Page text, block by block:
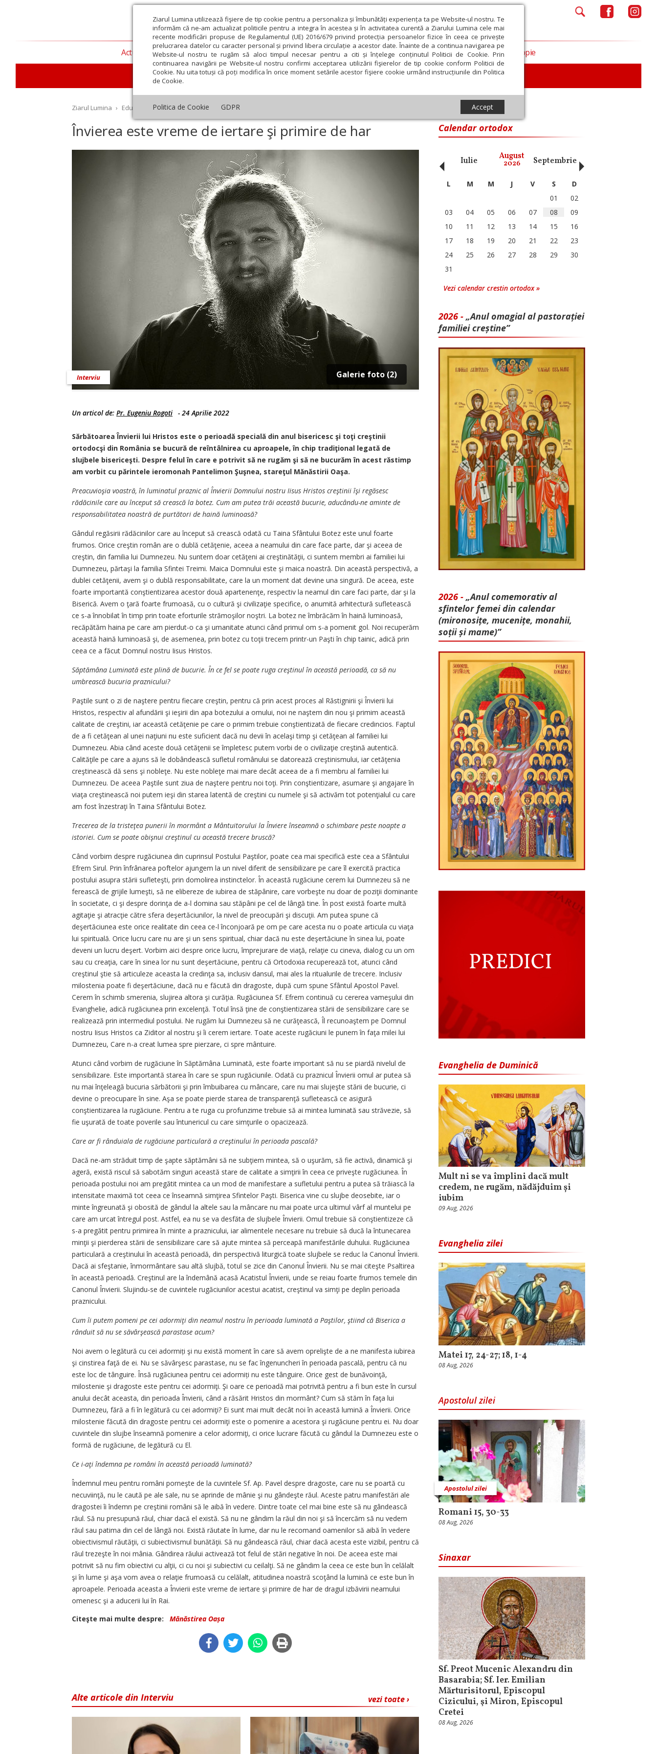
Ziarul Lumina utilizează fişiere de tip cookie pentru a personaliza și îmbunătăți experiența ta pe Website-ul nostru. Te
informăm că ne-am actualizat politicile pentru a integra în acestea și în activitatea curentă a Ziarului Lumina cele mai
recente modificări propuse de Regulamentul (UE) 2016/679 privind protecția persoanelor fizice în ceea ce privește
prelucrarea datelor cu caracter personal și privind libera circulație a acestor date. Înainte de a continua navigarea pe
Website-ul nostru te rugăm să aloci timpul necesar pentru a citi și înțelege conținutul Politicii de Cookie. Prin
continuarea navigării pe Website-ul nostru confirmi acceptarea utilizării fişierelor de tip cookie conform Politicii de
Cookie. Nu uita totuși că poți modifica în orice moment setările acestor fişiere cookie urmând instrucțiunile din Politica
de Cookie.
Politica de Cookie GDPR Accept
Actualitate religioasă Teologie și spiritualitate Educaţie și Cultură
Educaţie Lumina literară şi artistică Cultură Interviu
Societate Opinii Filantropie
Ziarul Lumina › Educaţie și Cultură › Interviu Învierea este vreme de iertare şi primire de har
Învierea este vreme de iertare şi primire de har
Galerie foto (2)
Interviu
Un articol de: Pr. Eugeniu Rogoti - 24 Aprilie 2022
Sărbătoarea Învierii lui Hristos este o perioadă specială din anul bise­ricesc şi toţi creştinii
ortodocşi din România se bucură de reîntâl­nirea cu aproapele, în chip tradiţional legată de
slujbele bisericeşti. Despre felul în care e potrivit să ne rugăm şi să ne bucurăm în acest răstimp
am vorbit cu părintele ieromonah Pantelimon Şuşnea, stareţul Mănăstirii Oaşa.
Preacuvioşia voastră, în luminatul praznic al Învierii Domnului nostru Iisus Hristos creştinii îşi regăsesc
rădăcinile care au început să crească la botez. Cum am putea trăi această bucurie, aducându-ne aminte de
responsabilitatea noastră de purtători de haină luminoasă?
Gândul regăsirii rădăcinilor care au început să crească odată cu Taina Sfântului Botez este unul foarte
frumos. Orice creştin român are o dublă cetăţenie, aceea a neamului din care face parte, dar şi aceea de
creştin, din familia lui Dumnezeu. Nu suntem doar cetăţeni ai creştinătăţii, ci suntem membri ai familiei lui
Dumnezeu, părtaşi la familia Sfintei Treimi. Maica Domnului este şi maica noastră. Din această perspectivă, a
dublei cetăţenii, avem şi o dublă responsabilitate, care la un moment dat devine una singură. De aceea, este
foarte importantă conştientizarea acestor două apartenenţe, respectiv la neamul din care faci parte, dar şi la
Biserică. Avem o ţară foarte frumoasă, cu o cultură şi civilizaţie specifice, o anumită arhitectură sufletească
ce s-a înnobilat în timp prin toate eforturile strămoşilor noştri. La botez ne îmbrăcăm în haină luminoasă,
recăpătăm haina pe care am pierdut-o ca şi umanitate atunci când primul om s-a pomenit gol. Noi recuperăm
această haină luminoasă şi, de asemenea, prin botez cu toţii trecem printr-un Paşti în chip tainic, adică prin
ceea ce a făcut Domnul nostru Iisus Hristos.
Săptămâna Luminată este plină de bucurie. În ce fel se poate ruga creştinul în această perioadă, ca să nu
umbrească bucuria praznicului?
Paştile sunt o zi de naştere pentru fiecare creştin, pentru că prin acest proces al Răstignirii şi Învierii lui
Hristos, respectiv al afundării şi ieşirii din apa botezului a omului, noi ne naştem din nou şi primim această
calitate de creştini, iar această cetăţenie pe care o primim trebuie conştientizată de fiecare credincios. Faptul
de a fi cetăţean al unei naţiuni nu este suficient dacă nu devii în acelaşi timp şi cetăţean al familiei lui
Dumnezeu. Abia când aceste două cetăţenii se împletesc putem vorbi de o civilizaţie creştină autentică.
Calităţile pe care a ajuns să le dobândească sufletul românului se datorează creştinismului, iar cetăţenia
creştinească dă sens şi nobleţe. Nu este nobleţe mai mare decât aceea de a fi membru al familiei lui
Dumnezeu. De aceea Paştile sunt ziua de naştere pentru noi toţi. Prin conştientizare, asumare şi angajare în
viaţa creştinească noi putem ieşi din starea latentă de creştini cu numele şi să activăm tot potenţialul cu care
am fost înzestraţi în ­Taina Sfântului Botez.
Trecerea de la tristeţea punerii în mormânt a Mântuitorului la Înviere înseamnă o schimbare peste noapte a
istoriei. Cum se poate obişnui creştinul cu această trecere bruscă?
Când vorbim despre rugăciunea din cuprinsul Postului Paştilor, poate cea mai specifică este cea a Sfântului
Efrem Sirul. Prin înfrânarea poftelor ajungem la un nivel diferit de sensibilizare pe care îl exercită practica
postului asupra stării sufleteşti, prin domolirea instinctelor. În această rugăciune cerem lui Dumnezeu să ne
ferească de grijile lumeşti, să ne elibereze de iubirea de stăpânire, care vorbeşte nu doar de poziţii dominante
în societate, ci şi despre dorinţa de a-l domina sau stăpâni pe cel de lângă tine. În post există foarte multă
agitaţie şi atracţie către sfera deşertăciunilor, la nivel de preocupări şi discuţii. Am putea spune că
deşertăciunea este orice realitate din ceea ce-l înconjoară pe om pe care acesta nu o poate articula cu viaţa
lui spirituală. Orice lucru care nu are şi un sens spiritual, chiar dacă nu este deşertăciune în sinea lui, poate
deveni un lucru deşert. Vorbim aici despre orice lucru, împrejurare de viaţă, relaţie cu cineva, dialog cu un om
sau cu creaţia, care în sinea lor nu sunt deşertăciune, pentru că Ortodoxia recuperează tot, atunci când
creştinul ştie să articuleze aceasta la credinţa sa, inclusiv dansul, mai ales la ritualurile de trecere. Inclusiv
milostenia poate fi deşertăciune, dacă nu e făcută din dragoste, după cum spune Sfântul Apostol Pavel.
Cerem în schimb smerenia, slujirea altora şi curăţia. Rugăciunea Sf. Efrem continuă cu cererea vameşului din
Evanghelie, adică rugăciunea prin excelenţă. Totul însă ţine de conştientizarea stării de sensibilizare care se
realizează prin intermediul postului. Ne rugăm lui Dumnezeu să ne curăţească, Îl recunoaştem pe Domnul
nostru Iisus Hristos ca Ziditor al nostru şi îi cerem iertare. Toate aceste rugăciuni le punem în faţa milei lui
Dumnezeu, Care n-a creat lumea spre pierzare, ci spre mântuire.
Atunci când vorbim de rugăciune în Săptămâna Luminată, este foarte important să nu se piardă nivelul de
sensibilizare. Este importantă starea în care se spun rugăciunile. Odată cu praznicul Învierii omul ar putea să
nu mai înţeleagă bucuria sărbătorii şi prin îmbuibarea cu mâncare, care nu mai slujeşte stării de bucurie, ci
devine o preocupare în sine. Aşa se poate pierde starea de transparenţă sufletească ce asigură
conştientizarea la rugăciune. Pentru a te ruga cu profunzime trebuie să ai mintea luminată sau străvezie, să
fie uşurată de toate poverile sau întunericul cu care simţurile o opacizează.
Care ar fi rânduiala de ­rugăciune particulară a creştinului în perioada pascală?
Dacă ne-am străduit timp de şapte săptămâni să ne subţiem mintea, să o uşurăm, să fie activă, dinamică şi
ageră, există riscul să sabotăm singuri această stare de calitate a simţirii în ceea ce priveşte rugăciunea. În
perioada postului noi am pregătit mintea ca un mod de manifestare a sufletului pentru a putea să trăiască la
intensitate maximă tot ceea ce înseamnă simţirea Sfintelor Paşti. Biserica vine cu slujbe deosebite, iar o
minte îngreunată şi obosită de gândul la altele sau la mâncare nu mai poate urca ultimul vârf al muntelui pe
care am urcat întregul post. Astfel, ea nu se va desfăta de slujbele Învierii. Omul trebuie să conştientizeze că
s-a pregătit pentru primirea în minte a praznicului, iar alimentele necesare nu trebuie să ducă la întunecarea
minţii şi pierderea stării de sensibilizare care să ajute mintea să perceapă manifestările duhului. Rugăciunea
particulară a creştinului în această perioadă, din perspectivă liturgică toate slujbele se reduc la Canonul ­Învierii.
Dacă ai sfeştanie, înmormântare sau altă slujbă, totul se zice din Canonul Învierii. Nu se mai citeşte Psaltirea
în această perioadă. Creştinul are la îndemână acasă Acatistul ­Învierii, unde se reiau foarte frumos temele din
Canonul Învierii. Slujindu-se de cuvintele rugăciunilor acestui acatist, creştinul va simţi pe deplin perioada
praznicului.
Cum îi putem pomeni pe cei adormiţi din neamul nostru în perioada luminată a Paştilor, ştiind că Biserica a
rânduit să nu se săvârşească parastase acum?
Noi avem o legătură cu cei adormiți şi nu există moment în care să avem oprelişte de a ne manifesta iubirea
şi cinstirea faţă de ei. Nu se săvârşesc parastase, nu se fac îngenuncheri în perioada pascală, pentru că nu
este loc de tânguire. Însă rugăciunea pentru cei adormiți nu este tânguire. Orice gest de bunăvoinţă,
milostenie şi dragoste este pentru cei adormiţi. Şi oare ce perioadă mai potrivită pentru a fi bun este în cursul
anului decât aceasta, din perioada Învierii, când a răsărit Hristos din mormânt? Cum să stăm în faţa lui
Dumnezeu, fără a fi în legătură cu cei adormiţi? Ei sunt mai mult decât noi în această lumină a Învierii. Orice
milostenie făcută din dragoste pentru cei adormiţi este o pomenire a acestora şi rugăciune pentru ei. Nu doar
cuvintele din slujbe înseamnă pomenire a celor adormiţi, ci orice lucrare făcută cu gândul la Dumnezeu este o
formă de rugăciune, de legătură cu El.
Ce i-aţi îndemna pe români în această perioadă luminată?
Îndemnul meu pentru români porneşte de la cuvintele Sf. Ap. Pavel despre dragoste, care nu se poartă cu
necuviinţă, nu le caută pe ale sale, nu se aprinde de mânie şi nu gândeşte răul. Aceste patru manifestări ale
dragostei îi îndemn pe creştinii români să le aibă în vedere. Dintre toate cel mai bine este să nu gândească
răul. Să nu presupună răul, chiar dacă el există. Să nu ne gândim la răul din noi şi să încercăm să nu vedem
răul sau patima din cel de lângă noi. Există răutate în lume, dar nu le recomand oamenilor să aibă în vedere
obiectivismul răutăţii, ci subiectivismul bunătăţii. Să nu gândească răul, chiar dacă acesta este vizibil, pentru că
răul trezeşte în noi mânia. Gândirea răului activează tot felul de stări negative în noi. De aceea este mai
potrivit să nu fim obiectivi cu alţii, ci cu noi şi subiectivi cu ceilalţi. Să ne gândim la ceea ce este bun în celălalt
şi în lume şi aşa vom avea o relaţie frumoasă cu celălalt, atitudinea noastră scoţând la lumină ce este bun în
aproapele. Perioada aceasta a Învierii este vreme de iertare şi primire de har de dragul izbăvirii neamului
omenesc şi a aducerii lui în Rai.
Citeşte mai multe despre:
Mănăstirea Oașa
vezi toate ›
Alte articole din Interviu
Calendar ortodox
Ianuarie Februarie Martie Iulie August
2026 Septembrie Octombrie
‹ L M M J V S
D
01
02
03
04 05 06 07 08
09
10
11 12 13 14 15
16
17
18 19 20 21 22
23
24
25 26 27 28 29
30
31
Vezi calendar crestin ortodox »
2026 - „Anul omagial al pastorației
familiei creștine”
2026 - „Anul comemorativ al
sfintelor femei din calendar
(mironosițe, mu­cenițe, monahii,
soții și mame)”
Evanghelia de Duminică
Mult ni se va împlini dacă mult
credem, ne rugăm, nădăjduim și
iubim
09 Aug, 2026
Evanghelia zilei
Matei 17, 24-27; 18, 1-4
08 Aug, 2026
Apostolul zilei
Apostolul zilei
Romani 15, 30-33
08 Aug, 2026
Sinaxar
Sf. Preot Mucenic Alexandru din
Basarabia; Sf. Ier. Emilian
Mărturisitorul, Episcopul
Cizicului, şi Miron, Episcopul
Cretei
08 Aug, 2026